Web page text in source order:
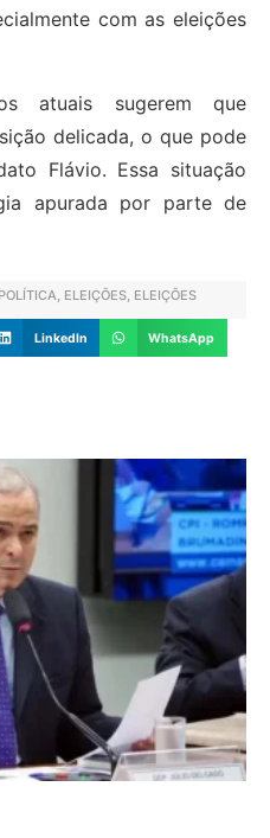
com as eleições
atuais sugerem que
delicada, o que pode
Flávio. Essa situação
apurada por parte de
, ELEIÇÕES, ELEIÇÕES
LinkedIn WhatsApp